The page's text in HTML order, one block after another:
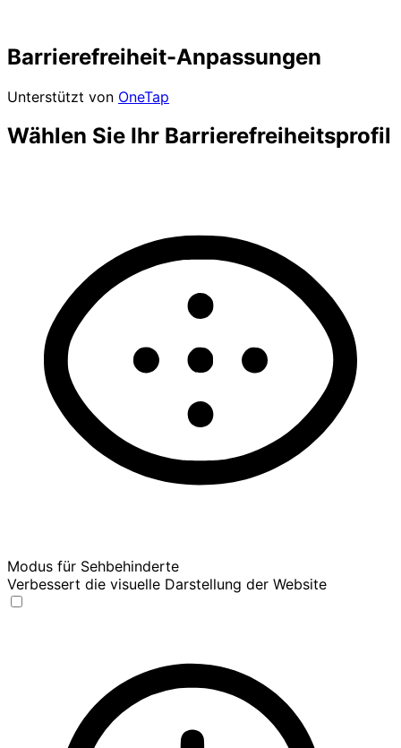
Barrierefreiheit-Anpassungen
Unterstützt von OneTap
Wählen Sie Ihr Barrierefreiheitsprofil
Modus für Sehbehinderte
Verbessert die visuelle Darstellung der Website